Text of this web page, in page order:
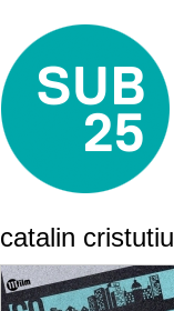
catalin cristutiu